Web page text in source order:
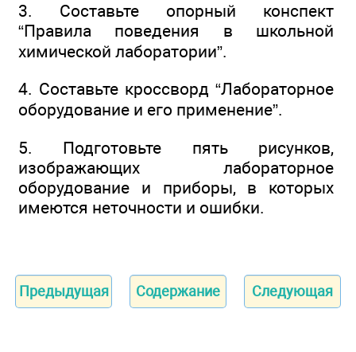
3. Составьте опорный конспект
“Правила поведения в школьной
химической лаборатории”.
4. Составьте кроссворд “Лабораторное
оборудование и его применение”.
5. Подготовьте пять рисунков,
изображающих лабораторное
оборудование и приборы, в которых
имеются неточности и ошибки.
Предыдущая Содержание Следующая